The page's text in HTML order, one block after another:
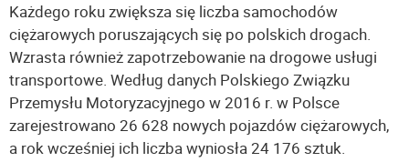
Każdego roku zwiększa się liczba samochodów
ciężarowych poruszających się po polskich drogach.
Wzrasta również zapotrzebowanie na drogowe usługi
transportowe. Według danych Polskiego Związku
Przemysłu Motoryzacyjnego w 2016 r. w Polsce
zarejestrowano 26 628 nowych pojazdów ciężarowych,
a rok wcześniej ich liczba wyniosła 24 176 sztuk.